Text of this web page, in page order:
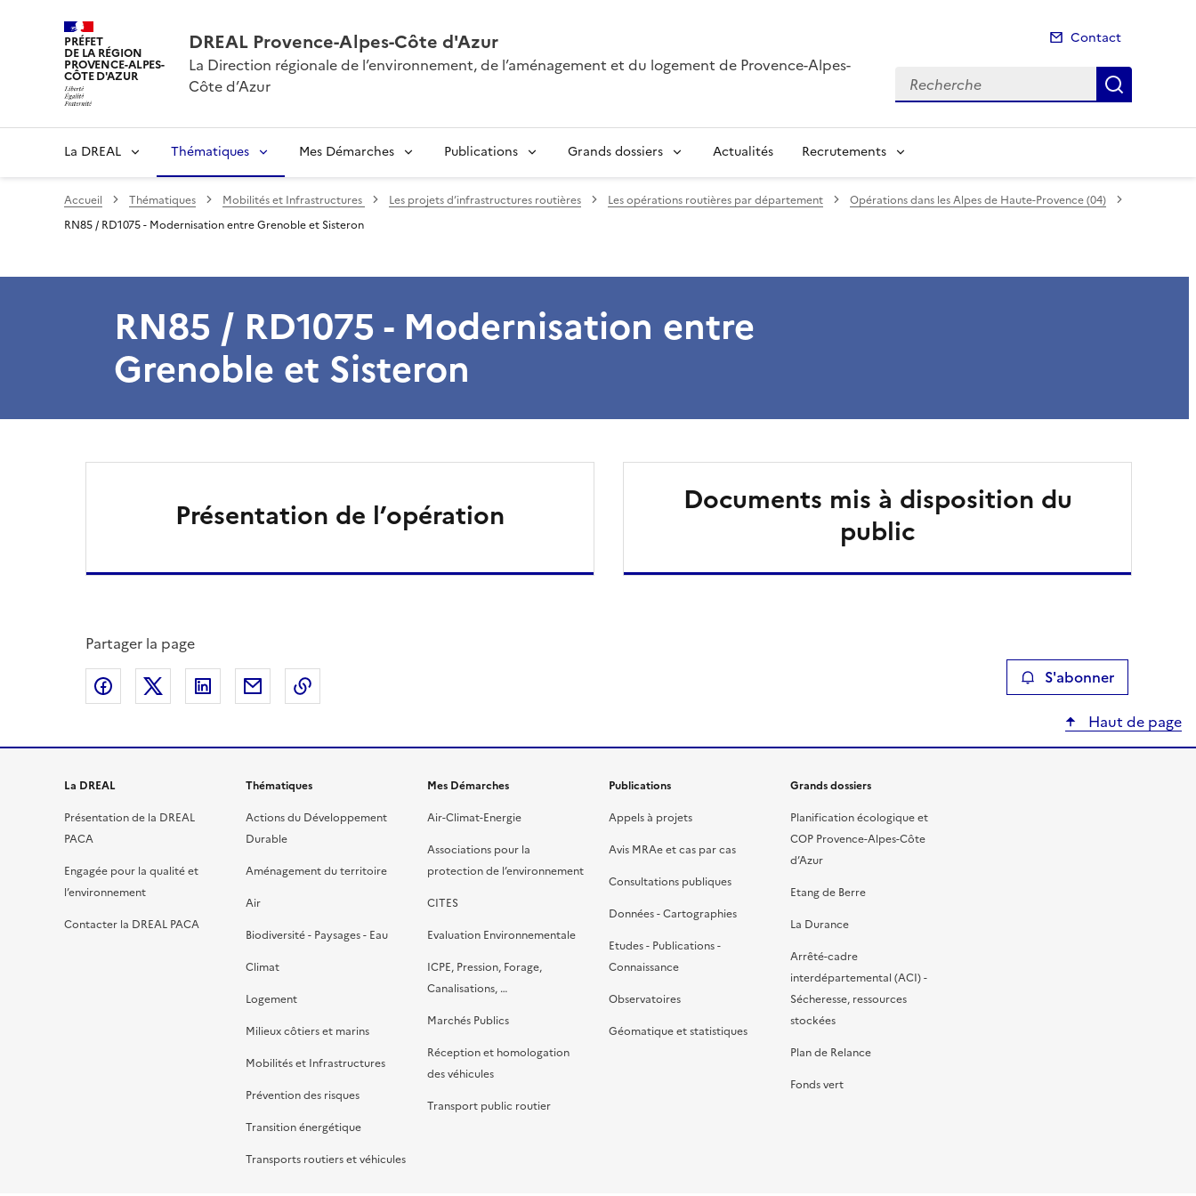
PRÉFET
DE LA RÉGION
PROVENCE-ALPES-
CÔTE D'AZUR
DREAL Provence-Alpes-Côte d'Azur
La Direction régionale de l’environnement, de l’aménagement et du logement de Provence-Alpes-
Côte d’Azur
Contact
Recherche
La DREAL Thématiques Mes Démarches Publications Grands dossiers Actualités Recrutements
Accueil Thématiques Mobilités et Infrastructures Les projets d’infrastructures routières Les opérations routières par département
Opérations dans les Alpes de Haute-Provence (04)
RN85 / RD1075 - Modernisation entre Grenoble et Sisteron
RN85 / RD1075 - Modernisation entre
Grenoble et Sisteron
Présentation de l’opération
Documents mis à disposition du
public
Partager la page
Partager sur Facebook
Partager sur XPartager sur LinkedIn
Partager par email S'abonner
Haut de page
La DREAL
Présentation de la DREAL
PACA
Engagée pour la qualité et
l’environnement
Contacter la DREAL PACA
Thématiques
Actions du Développement
Durable
Aménagement du territoire
Air
Biodiversité - Paysages - Eau
Climat
Logement
Milieux côtiers et marins
Mobilités et Infrastructures
Prévention des risques
Transition énergétique
Transports routiers et véhicules
Mes Démarches
Air-Climat-Energie
Associations pour la
protection de l’environnement
CITES
Evaluation Environnementale
ICPE, Pression, Forage,
Canalisations, …
Marchés Publics
Réception et homologation
des véhicules
Transport public routier
Publications
Appels à projets
Avis MRAe et cas par cas
Consultations publiques
Données - Cartographies
Etudes - Publications -
Connaissance
Observatoires
Géomatique et statistiques
Grands dossiers
Planification écologique et
COP Provence-Alpes-Côte
d’Azur
Etang de Berre
La Durance
Arrêté-cadre
interdépartemental (ACI) -
Sécheresse, ressources
stockées
Plan de Relance
Fonds vert